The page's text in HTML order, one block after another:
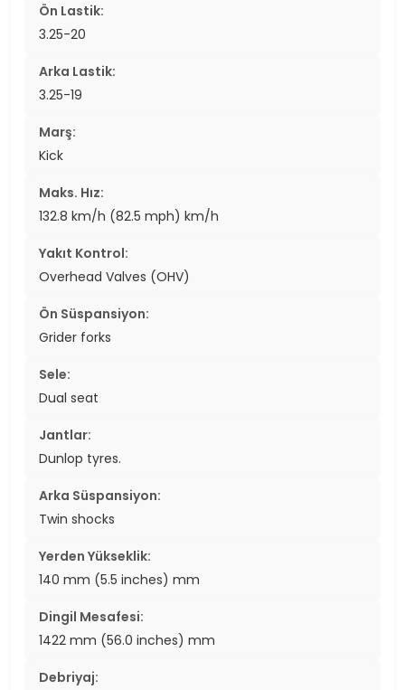
Ön Lastik:
3.25-20
Arka Lastik:
3.25-19
Marş:
Kick
Maks. Hız:
132.8 km/h (82.5 mph) km/h
Yakıt Kontrol:
Overhead Valves (OHV)
Ön Süspansiyon:
Grider forks
Sele:
Dual seat
Jantlar:
Dunlop tyres.
Arka Süspansiyon:
Twin shocks
Yerden Yükseklik:
140 mm (5.5 inches) mm
Dingil Mesafesi:
1422 mm (56.0 inches) mm
Debriyaj: